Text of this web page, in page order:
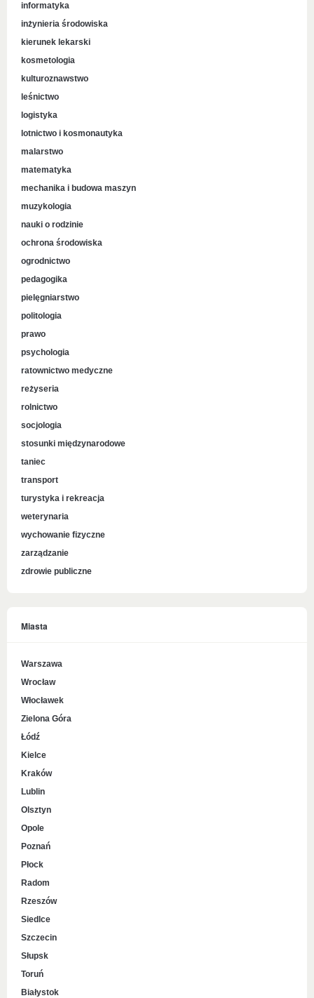
informatyka
inżynieria środowiska
kierunek lekarski
kosmetologia
kulturoznawstwo
leśnictwo
logistyka
lotnictwo i kosmonautyka
malarstwo
matematyka
mechanika i budowa maszyn
muzykologia
nauki o rodzinie
ochrona środowiska
ogrodnictwo
pedagogika
pielęgniarstwo
politologia
prawo
psychologia
ratownictwo medyczne
reżyseria
rolnictwo
socjologia
stosunki międzynarodowe
taniec
transport
turystyka i rekreacja
weterynaria
wychowanie fizyczne
zarządzanie
zdrowie publiczne
Miasta
Warszawa
Wrocław
Włocławek
Zielona Góra
Łódź
Kielce
Kraków
Lublin
Olsztyn
Opole
Poznań
Płock
Radom
Rzeszów
Siedlce
Szczecin
Słupsk
Toruń
Białystok